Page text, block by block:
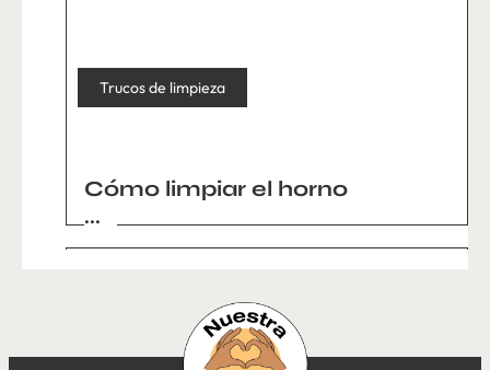
Trucos de limpieza
Cómo limpiar el horno
...